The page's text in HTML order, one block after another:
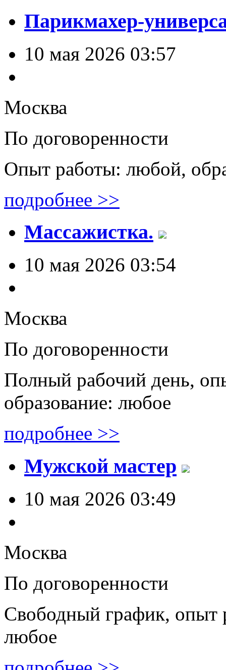
Парикмахер-
10 мая 2026 03:57
Москва
По договоренности
Опыт работы: любой,
подробнее >>
Массажистка.
10 мая 2026 03:54
Москва
По договоренности
Полный рабочий день,
образование: любое
подробнее >>
Мужской мастер
10 мая 2026 03:49
Москва
По договоренности
Свободный график, опыт
любое